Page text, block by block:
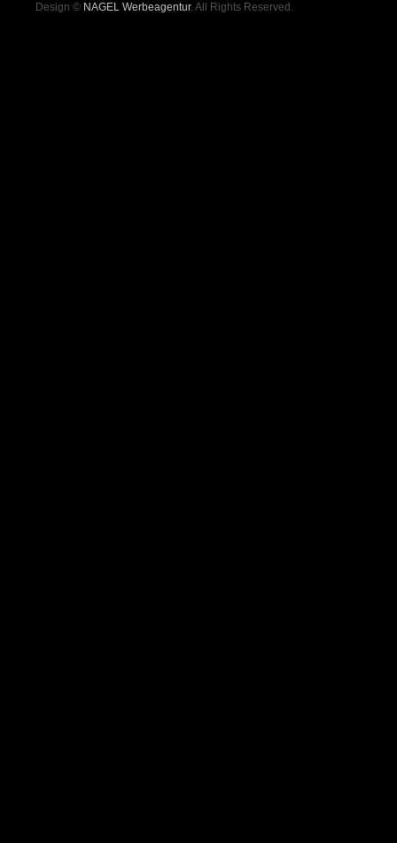
Design © NAGEL Werbeagentur. All Rights Reserved.